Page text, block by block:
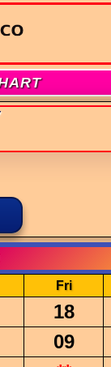
Fri
18
09